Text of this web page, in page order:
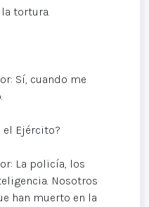
tortura.
Sí, cuando me
el Ejército?
La policía, los
Nosotros
han muerto en la